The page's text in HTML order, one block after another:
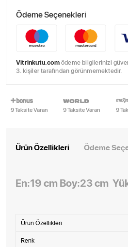
Ödeme Seçenekleri
Vitrinkutu.comödeme bilgilerinizi
3. kişiler tarafından görünmemektedir.
9 Taksite Varan 9 Taksite Varan 9
Ürün Özellikleri Ödeme
En:19 cm Boy:23 cm
Ürün Özellikleri
Renk